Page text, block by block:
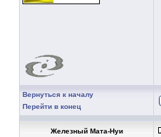
Вернуться к началу
Перейти в конец
Железный Мата-Нуи